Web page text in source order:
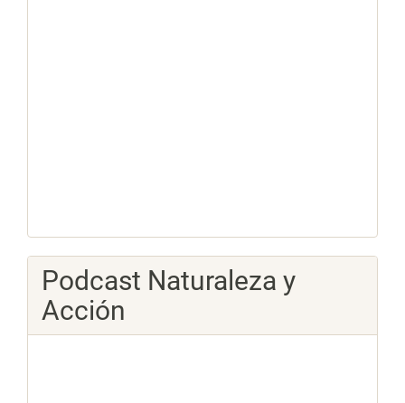
Podcast Naturaleza y
Acción